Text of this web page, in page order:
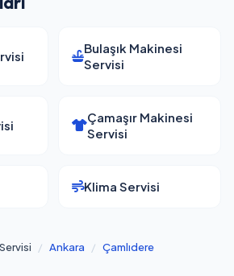
Bulaşık Makinesi
Servisi
Çamaşır Makinesi
Servisi
Klima Servisi
/ Ankara / Çamlıdere